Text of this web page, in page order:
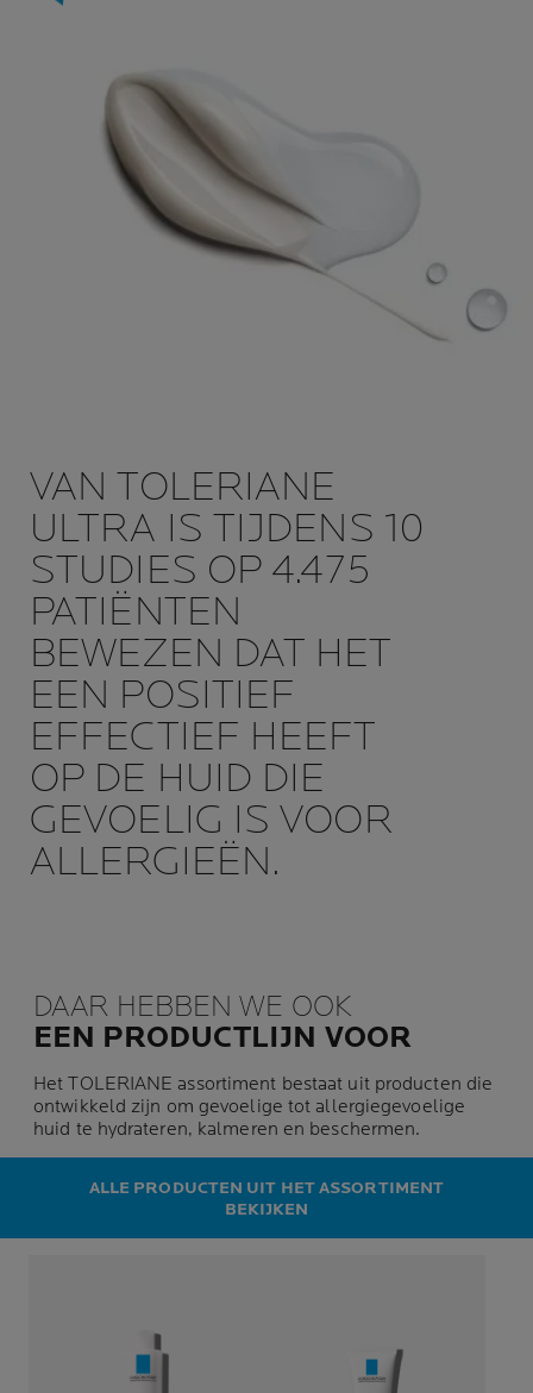
VAN TOLERIANE
ULTRA IS TIJDENS 10
STUDIES OP 4.475
PATIËNTEN
BEWEZEN DAT HET
EEN POSITIEF
EFFECTIEF HEEFT
OP DE HUID DIE
GEVOELIG IS VOOR
ALLERGIEËN.
DAAR HEBBEN WE OOK
EEN PRODUCTLIJN VOOR
Het TOLERIANE assortiment bestaat uit producten die
ontwikkeld zijn om gevoelige tot allergiegevoelige
huid te hydrateren, kalmeren en beschermen.
ALLE PRODUCTEN UIT HET ASSORTIMENT
BEKIJKEN